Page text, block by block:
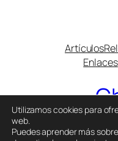
Artículos
Enlaces
Utilizamos cookies para
web.
Puedes aprender más